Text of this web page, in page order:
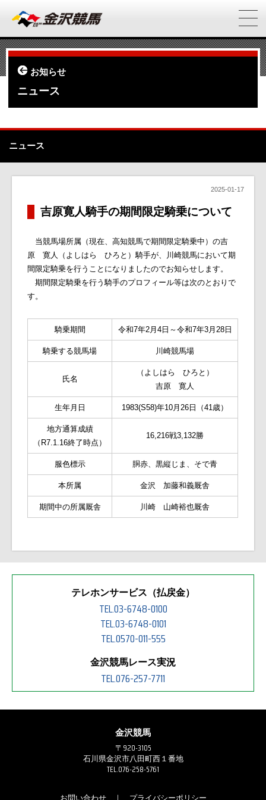
お知らせ
ニュース
ニュース
2025-01-17
吉原寛人騎手の期間限定騎乗について
当競馬場所属（現在、高知競馬で期間限定騎乗中）の吉
原 寛人（よしはら ひろと）騎手が、川崎競馬において期
間限定騎乗を行うことになりましたのでお知らせします。
期間限定騎乗を行う騎手のプロフィール等は次のとおりで
す。
騎乗期間 令和7年2月 4日～令和7年3月 28日
騎乗する競馬場 川崎競馬場
氏名
（よしはら ひろと）
吉原 寛人
生年月日 1983(S58)年10 月 26 日（41 歳）
地方通算成績
（ R7.1.16終了時点）
16,216戦3,132勝
服色標示 胴赤、黒縦じま、そで青
本所属 金沢 加藤和義厩舎
期間中の所属厩舎 川崎 山崎裕也厩舎
テレホンサービス（払戻金）
TEL.03-6748-0100
TEL.03-6748-0101
TEL.0570-011-555
金沢競馬レース実況
TEL.076-257-7711
金沢競馬
〒920-3105
石川県金沢市八田町西１番地
TEL.076-258-5761